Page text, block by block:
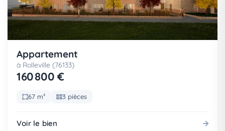
Appartement
à Rolleville (76133)
160 800 €
67 m² 3 pièces
Voir le bien